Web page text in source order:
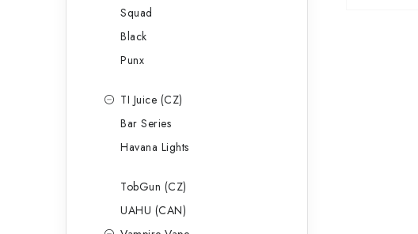
Squad
Black
Punx
TI Juice (CZ)
Bar Series
Havana Lights
TobGun (CZ)
UAHU (CAN)